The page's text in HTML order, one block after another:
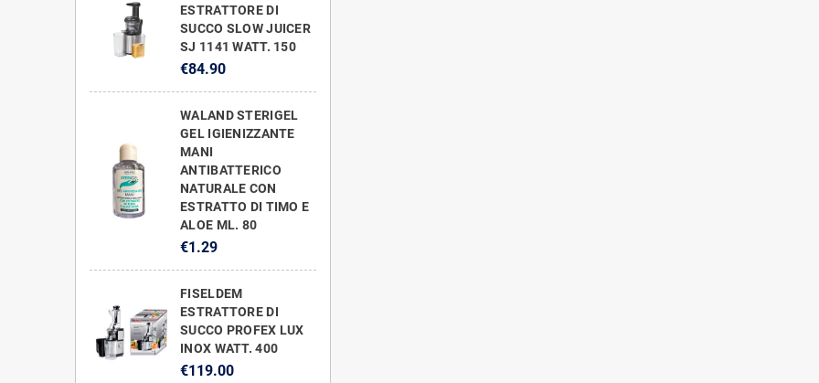
ESTRATTORE DI
SUCCO SLOW JUICER
SJ 1141 WATT. 150
€84.90
WALAND STERIGEL
GEL IGIENIZZANTE
MANI
ANTIBATTERICO
NATURALE CON
ESTRATTO DI TIMO E
ALOE ML. 80
€1.29
FISELDEM
ESTRATTORE DI
SUCCO PROFEX LUX
INOX WATT. 400
€119.00